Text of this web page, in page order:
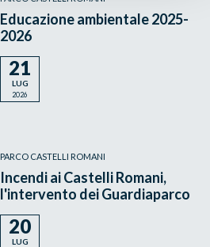
Educazione ambientale 2025-
2026
21
LUG
2026
PARCO CASTELLI ROMANI
Incendi ai Castelli Romani,
l'intervento dei Guardiaparco
20
LUG